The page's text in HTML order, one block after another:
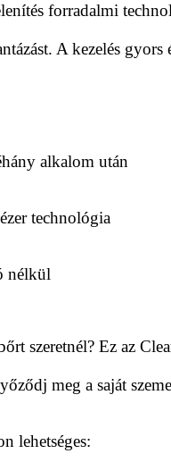
forradalmi
A kezelés
alkalom után
technológia
nélkül
szeretnél? Ez az
meg a saját
lehetséges: